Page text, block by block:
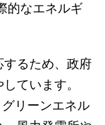
的なエネルギ
るため、政府
ています。
リーンエネル